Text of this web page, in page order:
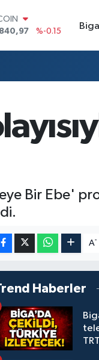
%-0.15
%0.32
%0
Biga
Bir Ebe'
A-
Haberler